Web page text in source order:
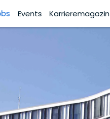
Events Karrieremagazin